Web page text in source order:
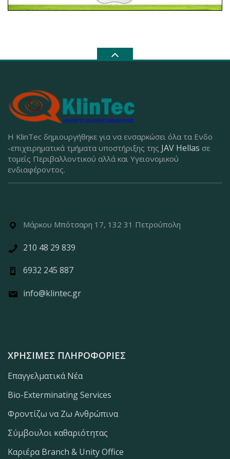
Η KlinTec δημιουργήθηκε για να ενσαρκώσει όλα τα Ενδο
-επιχειρηματικά τμήματα υποστήριξης της JAV Hellas σε
τομείς Περιβαλλοντικού αλλά και Υγειονομικού
ενδιαφέροντος.
Μάρκου Μπότσαρη 17, 132 31 Πετρούπολη
210 48 29 839
6932 245 887
info@klintec.gr
ΧΡΉΣΙΜΕΣ ΠΛΗΡΟΦΟΡΊΕΣ
Επαγγελματικά Νέα
Bio-Exterminating Services
Φροντίζω να Ζω Ανθρώπινα
Σύμβουλοι καθαριότητας
Καριέρα Branch & Unity Office